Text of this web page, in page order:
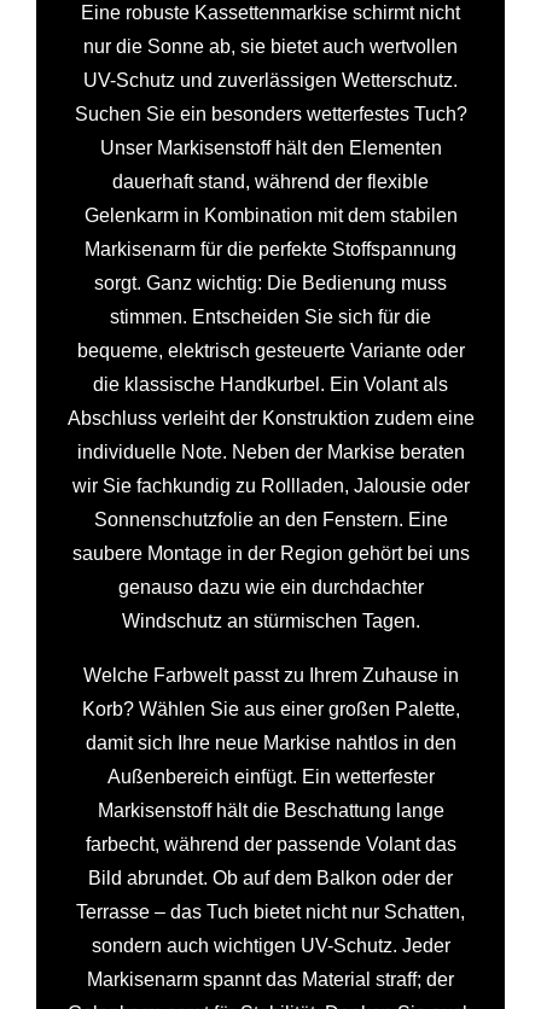
Eine robuste Kassettenmarkise schirmt nicht
nur die Sonne ab, sie bietet auch wertvollen
UV-Schutz und zuverlässigen Wetterschutz.
Suchen Sie ein besonders wetterfestes Tuch?
Unser Markisenstoff hält den Elementen
dauerhaft stand, während der flexible
Gelenkarm in Kombination mit dem stabilen
Markisenarm für die perfekte Stoffspannung
sorgt. Ganz wichtig: Die Bedienung muss
stimmen. Entscheiden Sie sich für die
bequeme, elektrisch gesteuerte Variante oder
die klassische Handkurbel. Ein Volant als
Abschluss verleiht der Konstruktion zudem eine
individuelle Note. Neben der Markise beraten
wir Sie fachkundig zu Rollladen, Jalousie oder
Sonnenschutzfolie an den Fenstern. Eine
saubere Montage in der Region gehört bei uns
genauso dazu wie ein durchdachter
Windschutz an stürmischen Tagen.
Welche Farbwelt passt zu Ihrem Zuhause in
Korb? Wählen Sie aus einer großen Palette,
damit sich Ihre neue Markise nahtlos in den
Außenbereich einfügt. Ein wetterfester
Markisenstoff hält die Beschattung lange
farbecht, während der passende Volant das
Bild abrundet. Ob auf dem Balkon oder der
Terrasse – das Tuch bietet nicht nur Schatten,
sondern auch wichtigen UV-Schutz. Jeder
Markisenarm spannt das Material straff; der